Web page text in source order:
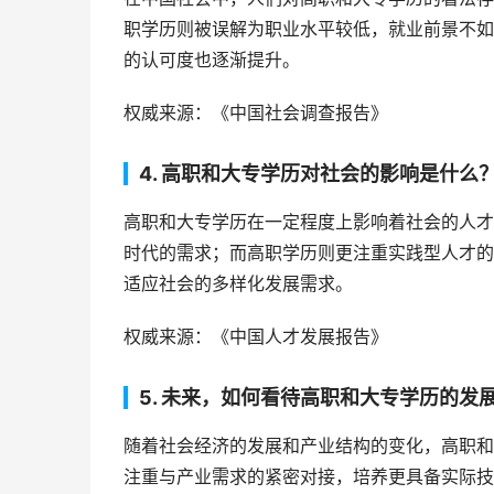
职学历则被误解为职业水平较低，就业前景不
的认可度也逐渐提升。
权威来源：《中国社会调查报告》
4. 高职和大专学历对社会的影响是什么
高职和大专学历在一定程度上影响着社会的人
时代的需求；而高职学历则更注重实践型人才
适应社会的多样化发展需求。
权威来源：《中国人才发展报告》
5. 未来，如何看待高职和大专学历的发
随着社会经济的发展和产业结构的变化，高职
注重与产业需求的紧密对接，培养更具备实际